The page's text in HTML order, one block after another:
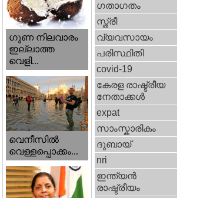
ഗുണ നിലവാരം
ഇല്ലാത്ത
വെളി...
വെനീസില്‍
വെള്ളപ്പൊക്കം...
ഗതാഗതം
സ്ത്രീ
വ്യവസായം
പരിസ്ഥിതി
covid-19
കേരള രാഷ്ട്രീയ
നേതാക്കള്‍
expat
സാംസ്കാരികം
ദുബായ്‌
nri
ഇന്ത്യന്‍
രാഷ്ട്രീയം